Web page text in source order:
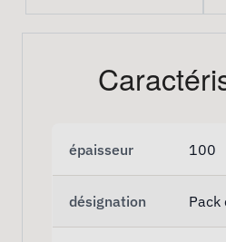
épaisseur 100
désignation Pack